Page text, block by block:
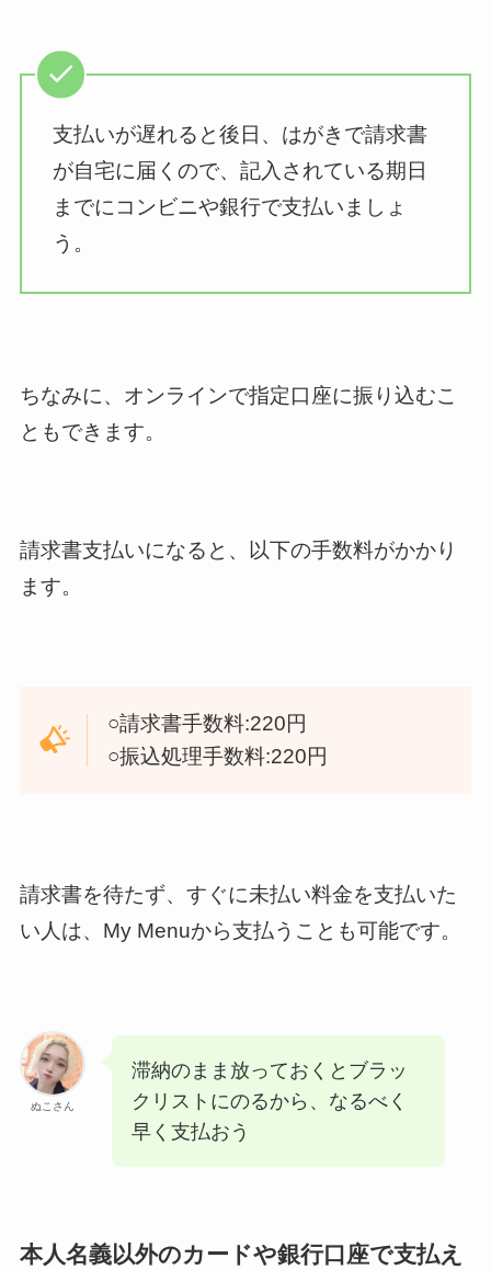
支払いが遅れると後日、はがきで請求書
が自宅に届くので、記入されている期日
までにコンビニや銀行で支払いましょ
う。
ちなみに、オンラインで指定口座に振り込むこ
ともできます。
請求書支払いになると、以下の手数料がかかり
ます。
○請求書手数料:220円
○振込処理手数料:220円
請求書を待たず、すぐに未払い料金を支払いた
い人は、My Menuから支払うことも可能です。
ぬこさん
滞納のまま放っておくとブラッ
クリストにのるから、なるべく
早く支払おう
本人名義以外のカードや銀行口座で支払え